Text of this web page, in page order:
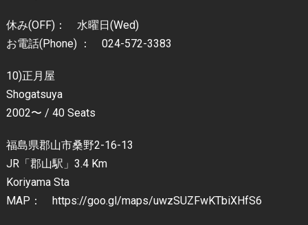
休み(OFF)： 水曜日(Wed)
お電話(Phone) ： 024-572-3383
10)正月屋
Shogatsuya
2002〜 / 40 Seats
福島県郡山市桑野2-16-13
JR「郡山駅」3.4 Km
Koriyama Sta
MAP： https://goo.gl/maps/uwzSUZFwKTbiXHfS6